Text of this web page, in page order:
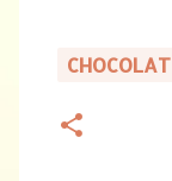
CHOCOLAT